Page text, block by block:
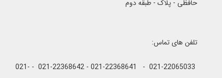
حافظی - پلاک - طبقه دوم
تلفن های تماس:
021-22065033 - 021-22368641 - 021-22368642 - 021-